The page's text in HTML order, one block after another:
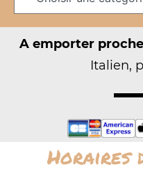
A emporter
Italien,
Horaires